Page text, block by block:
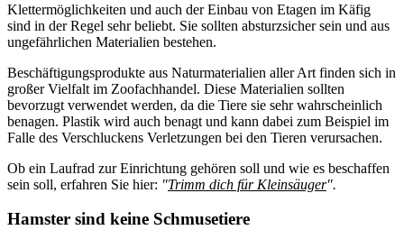
Klettermöglichkeiten und auch der Einbau von Etagen im Käfig
sind in der Regel sehr beliebt. Sie sollten absturzsicher sein und aus
ungefährlichen Materialien bestehen.
Beschäftigungsprodukte aus Naturmaterialien aller Art finden sich in
großer Vielfalt im Zoofachhandel. Diese Materialien sollten
bevorzugt verwendet werden, da die Tiere sie sehr wahrscheinlich
benagen. Plastik wird auch benagt und kann dabei zum Beispiel im
Falle des Verschluckens Verletzungen bei den Tieren verursachen.
Ob ein Laufrad zur Einrichtung gehören soll und wie es beschaffen
sein soll, erfahren Sie hier: "Trimm dich für Kleinsäuger".
Hamster sind keine Schmusetiere